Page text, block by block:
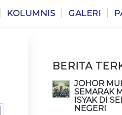
KOLUMNIS GALERI
BERITA
JOHOR
SEMARAK
ISYAK DI
NEGERI